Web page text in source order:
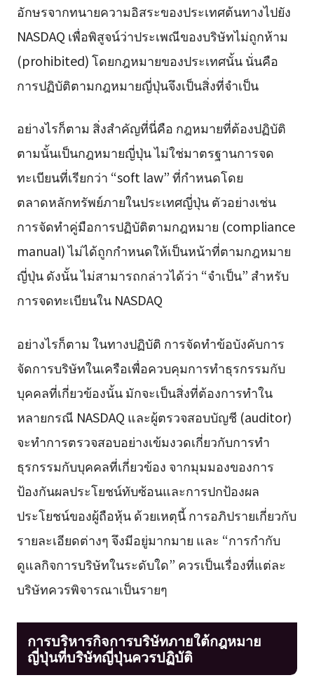
อักษรจากทนายความอิสระของประเทศต้นทางไปยัง
NASDAQ เพื่อพิสูจน์ว่าประเพณีของบริษัทไม่ถูกห้าม
(prohibited) โดยกฎหมายของประเทศนั้น นั่นคือ
การปฏิบัติตามกฎหมายญี่ปุ่นจึงเป็นสิ่งที่จำเป็น
อย่างไรก็ตาม สิ่งสำคัญที่นี่คือ กฎหมายที่ต้องปฏิบัติ
ตามนั้นเป็นกฎหมายญี่ปุ่น ไม่ใช่มาตรฐานการจด
ทะเบียนที่เรียกว่า “soft law” ที่กำหนดโดย
ตลาดหลักทรัพย์ภายในประเทศญี่ปุ่น ตัวอย่างเช่น
การจัดทำคู่มือการปฏิบัติตามกฎหมาย (compliance
manual) ไม่ได้ถูกกำหนดให้เป็นหน้าที่ตามกฎหมาย
ญี่ปุ่น ดังนั้น ไม่สามารถกล่าวได้ว่า “จำเป็น” สำหรับ
การจดทะเบียนใน NASDAQ
อย่างไรก็ตาม ในทางปฏิบัติ การจัดทำข้อบังคับการ
จัดการบริษัทในเครือเพื่อควบคุมการทำธุรกรรมกับ
บุคคลที่เกี่ยวข้องนั้น มักจะเป็นสิ่งที่ต้องการทำใน
หลายกรณี NASDAQ และผู้ตรวจสอบบัญชี (auditor)
จะทำการตรวจสอบอย่างเข้มงวดเกี่ยวกับการทำ
ธุรกรรมกับบุคคลที่เกี่ยวข้อง จากมุมมองของการ
ป้องกันผลประโยชน์ทับซ้อนและการปกป้องผล
ประโยชน์ของผู้ถือหุ้น ด้วยเหตุนี้ การอภิปรายเกี่ยวกับ
รายละเอียดต่างๆ จึงมีอยู่มากมาย และ “การกำกับ
ดูแลกิจการบริษัทในระดับใด” ควรเป็นเรื่องที่แต่ละ
บริษัทควรพิจารณาเป็นรายๆ
การบริหารกิจการบริษัทภายใต้กฎหมาย
ญี่ปุ่นที่บริษัทญี่ปุ่นควรปฏิบัติ